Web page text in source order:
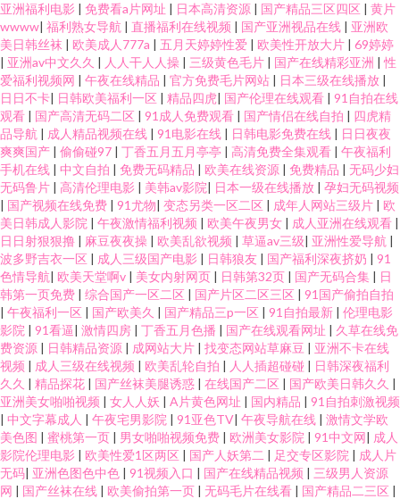
亚洲福利电影 | 免费看a片网址 | 日本高清资源 | 国产精品三区四区 | 黄片
wwww| 福利熟女导航 | 直播福利在线视频 | 国产亚洲视品在线 | 亚洲欧
美日韩丝袜 | 欧美成人777a | 五月天婷婷性爱 | 欧美性开放大片 | 69婷婷
| 亚洲av中文久久 | 人人干人人操 | 三级黄色毛片 | 国产在线精彩亚洲 |性
爱福利视频网 | 午夜在线精品 | 官方免费毛片网站 | 日本三级在线播放 |
日日不卡| 日韩欧美福利一区 | 精品四虎| 国产伦理在线观看 | 91自拍在线
观看 | 国产高清无码二区 | 91成人免费观看 | 国产情侣在线自拍 | 四虎精
品导航 | 成人精品视频在线 | 91电影在线 | 日韩电影免费在线 | 日日夜夜
爽爽国产 | 偷偷碰97 | 丁香五月五月亭亭 | 高清免费全集观看 | 午夜福利
手机在线 | 中文自拍 | 免费无码精品 | 欧美在线资源 | 免费精品 | 无码少妇
无码鲁片 | 高清伦理电影 | 美韩av影院| 日本一级在线播放 | 孕妇无码视频
| 国产视频在线免费 | 91尤物| 变态另类一区二区 | 成年人网站三级片 | 欧
美日韩成人影院 | 午夜激情福利视频 | 欧美午夜男女 | 成人亚洲在线观看 |
日日射狠狠撸 | 麻豆夜夜操 | 欧美乱欲视频 | 草逼av三级| 亚洲性爱导航 |
波多野吉衣一区 | 成人三级国产电影 | 日韩狼友 | 国产福利深夜挤奶 | 91
色情导航| 欧美天堂啊v | 美女内射网页 | 日韩第32页 | 国产无码合集 | 日
韩第一页免费 | 综合国产一区二区 | 国产片区二区三区 | 91国产偷拍自拍
| 午夜福利一区 | 国产欧美久 | 国产精品三p一区 | 91自拍最新 | 伦理电影
影院 | 91看逼| 激情四房 | 丁香五月色播 | 国产在线观看网址 | 久草在线免
费资源 | 日韩精品资源 | 成网站大片 | 找变态网站草麻豆 | 亚洲不卡在线
视频 | 成人三级在线视频 | 欧美乱轮自拍 | 人人插超碰碰 | 日韩深夜福利
久久 | 精品探花 | 国产丝袜美腿诱惑 | 在线国产二区 | 国产欧美日韩久久 |
亚洲美女啪啪视频 | 女人人妖 | A片黄色网址 | 国内精品 | 91自拍刺激视频
| 中文字幕成人 | 午夜宅男影院 | 91亚色TV| 午夜导航在线 | 激情文学欧
美色图 | 蜜桃第一页 | 男女啪啪视频免费 | 欧洲美女影院 | 91中文网| 成人
影院伦理电影 | 欧美性爱1区两区 | 国产人妖第二 | 足交专区影院 | 成人片
无码| 亚洲色图色中色 | 91视频入口 | 国产在线精品视频 | 三级男人资源
网 | 国产丝袜在线 | 欧美偷拍第一页 | 无码毛片在线看 | 国产精品二三区 |